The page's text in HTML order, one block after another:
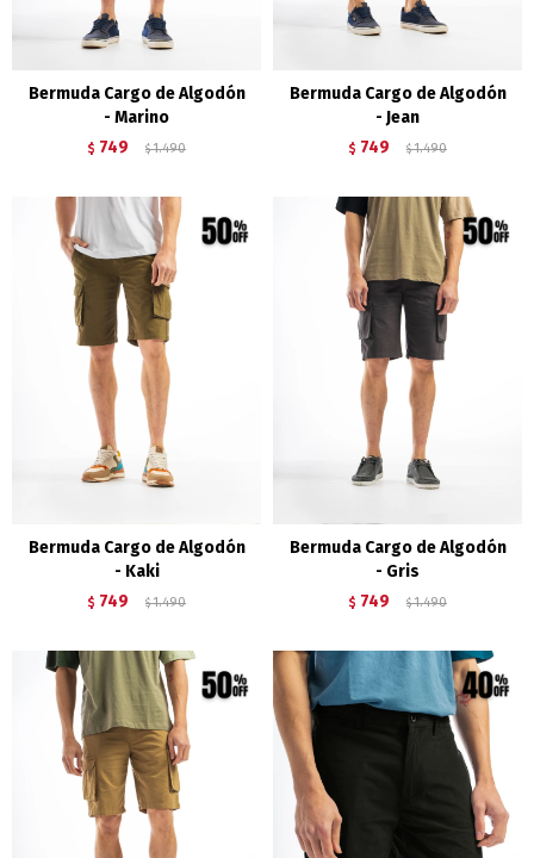
Bermuda Cargo de Algodón
- Marino
$ 749 $ 1.490
Bermuda Cargo de Algodón
- Jean
$ 749 $ 1.490
Bermuda Cargo de Algodón
- Kaki
$ 749 $ 1.490
Bermuda Cargo de Algodón
- Gris
$ 749 $ 1.490